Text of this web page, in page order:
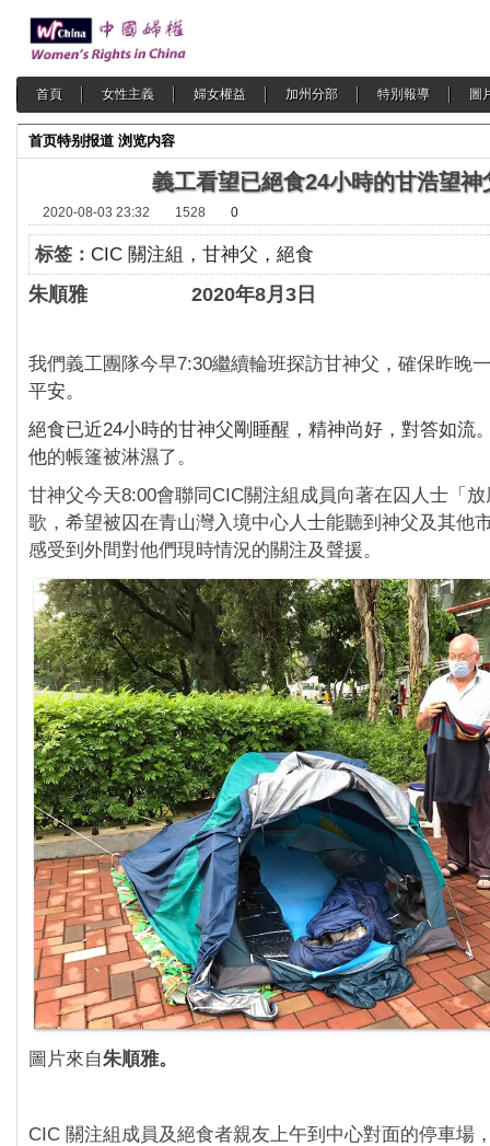
首頁 女性主義 婦女權益 加州分部 特別報導 圖
首页特别报道 浏览内容
義工看望已絕食24小時的甘浩望神
2020-08-03 23:32 1528 0
标签： CIC 關注組，甘神父，絕食
朱順雅 2020年8月3日
我們義工團隊今早7:30繼續輪班探訪甘神父，確保昨晚
平安。
絕食已近24小時的甘神父剛睡醒，精神尚好，對答如流
他的帳篷被淋濕了。
甘神父今天8:00會聯同CIC關注組成員向著在囚人士「
歌，希望被囚在青山灣入境中心人士能聽到神父及其他
感受到外間對他們現時情況的關注及聲援。
圖片來自朱順雅。
CIC 關注組成員及絕食者親友上午到中心對面的停車場